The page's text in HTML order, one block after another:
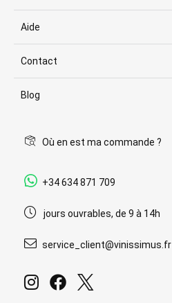
Aide
Contact
Blog
Où en est ma commande ?
+34 634 871 709
jours ouvrables, de 9 à 14h
service_client@vinissimus.fr